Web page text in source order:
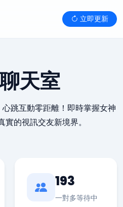
立即更新
天室
跳互動零距離！即時掌握女神
的視訊交友新境界。
193
一對多等待中